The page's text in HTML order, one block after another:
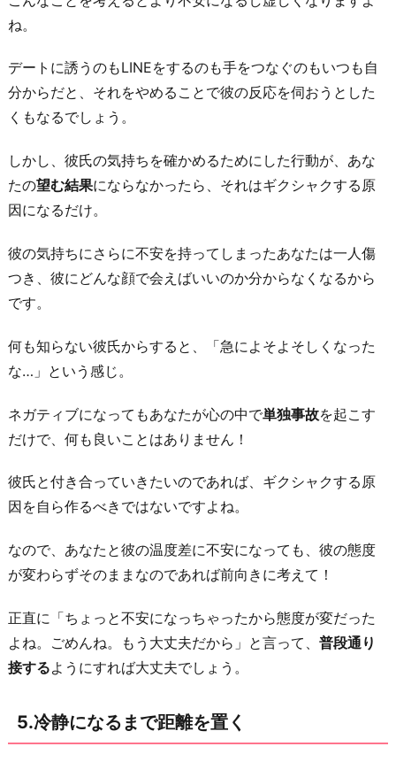
ね。
デートに誘うのもLINEをするのも手をつなぐのもいつも自
分からだと、それをやめることで彼の反応を伺おうとした
くもなるでしょう。
しかし、彼氏の気持ちを確かめるためにした行動が、あな
たの望む結果にならなかったら、それはギクシャクする原
因になるだけ。
彼の気持ちにさらに不安を持ってしまったあなたは一人傷
つき、彼にどんな顔で会えばいいのか分からなくなるから
です。
何も知らない彼氏からすると、「急によそよそしくなった
な…」という感じ。
ネガティブになってもあなたが心の中で単独事故を起こす
だけで、何も良いことはありません！
彼氏と付き合っていきたいのであれば、ギクシャクする原
因を自ら作るべきではないですよね。
なので、あなたと彼の温度差に不安になっても、彼の態度
が変わらずそのままなのであれば前向きに考えて！
正直に「ちょっと不安になっちゃったから態度が変だった
よね。ごめんね。もう大丈夫だから」と言って、 普段通り
接するようにすれば大丈夫でしょう。
5.冷静になるまで距離を置く